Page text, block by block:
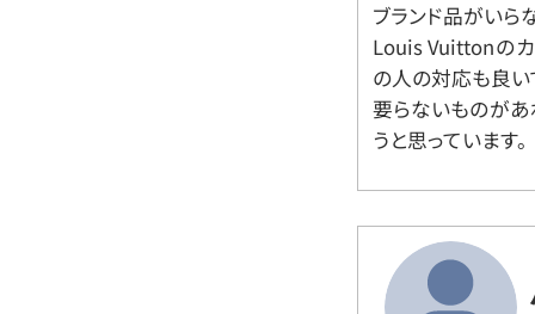
ブランド品がいら
Louis Vuittonの
の人の対応も良い
要らないものがあ
うと思っています。